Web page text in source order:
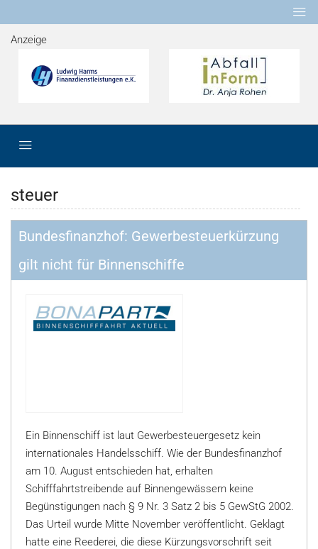
Anzeige
steuer
Bundesfinanzhof: Gewerbesteuerkürzung
gilt nicht für Binnenschiffe
Ein Binnenschiff ist laut Gewerbesteuergesetz kein
internationales Handelsschiff. Wie der Bundesfinanzhof
am 10. August entschieden hat, erhalten
Schifffahrtstreibende auf Binnengewässern keine
Begünstigungen nach § 9 Nr. 3 Satz 2 bis 5 GewStG 2002.
Das Urteil wurde Mitte November veröffentlicht. Geklagt
hatte eine Reederei, die diese Kürzungsvorschrift seit